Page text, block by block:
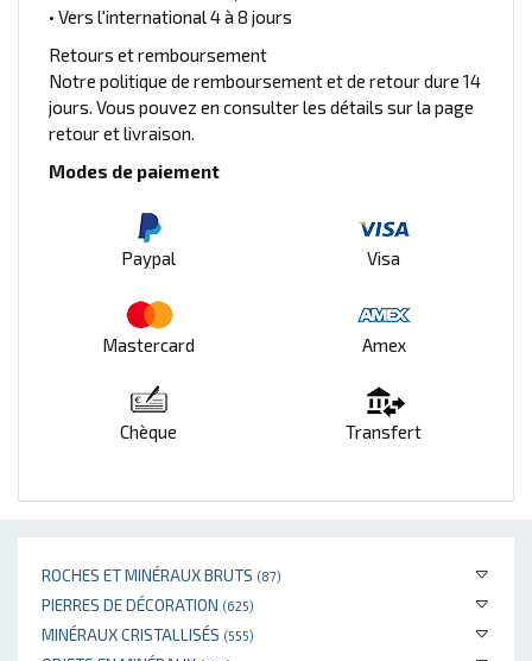
ROCHES ET MINÉRAUX BRUTS (87)
PIERRES DE DÉCORATION (625)
MINÉRAUX CRISTALLISÉS (555)
• Vers l'international 4 à 8 jours
Retours et remboursement
Notre politique de remboursement et de retour dure 14
jours. Vous pouvez en consulter les détails sur la page
retour et livraison.
Modes de paiement
Paypal Visa
Mastercard Amex
Chèque Transfert